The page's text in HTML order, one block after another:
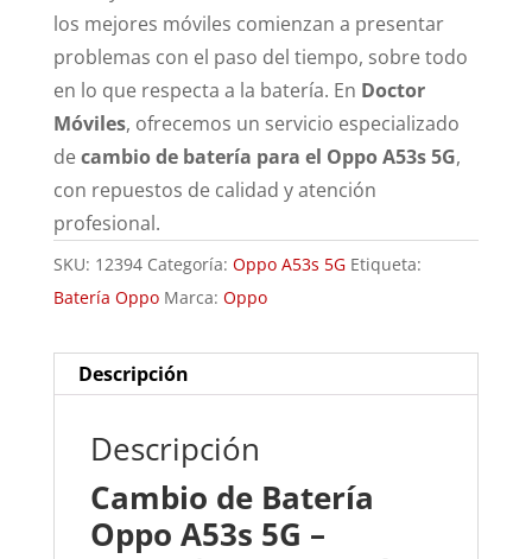
los mejores móviles comienzan a presentar
problemas con el paso del tiempo, sobre todo
en lo que respecta a la batería. En Doctor
Móviles, ofrecemos un servicio especializado
decambio de batería para el Oppo A53s 5G,
con repuestos de calidad y atención
profesional.
SKU: 12394 Categoría: Oppo A53s 5G Etiqueta:
Batería Oppo Marca: Oppo
Descripción
Descripción
Cambio de Batería
Oppo A53s 5G –